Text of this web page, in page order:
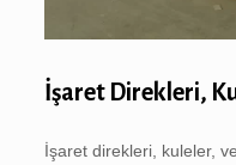
İşaret Direkleri,
İşaret direkleri, kuleler,